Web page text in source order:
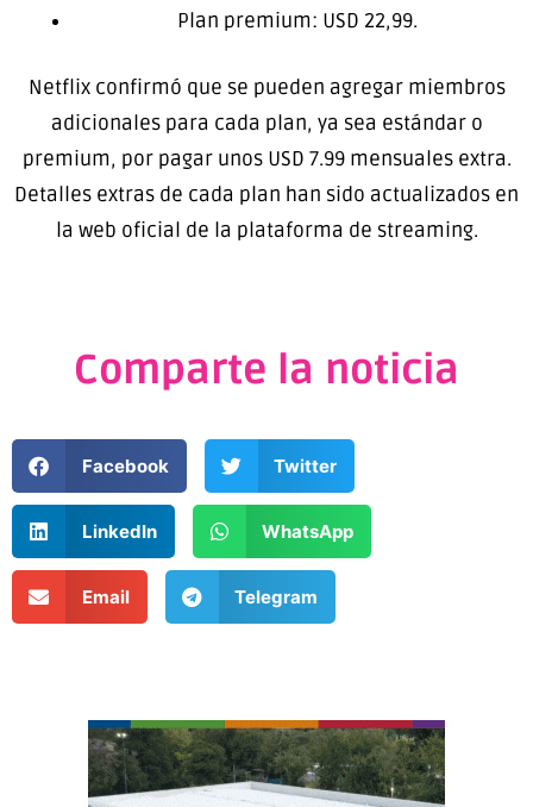
Plan premium: USD 22,99.
Netflix confirmó que se pueden agregar miembros
adicionales para cada plan, ya sea estándar o
premium, por pagar unos USD 7.99 mensuales extra.
Detalles extras de cada plan han sido actualizados en
la web oficial de la plataforma de streaming.
Comparte la noticia
Facebook Twitter
LinkedIn WhatsApp
Email Telegram